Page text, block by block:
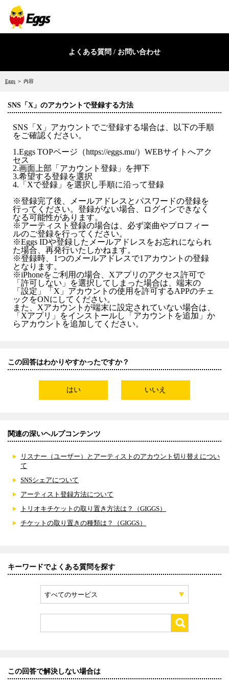
よくある質問 / お問い合わせ
Eggs ＞ 内容
SNS「X」のアカウントで登録する方法
SNS「X」アカウントでご登録する場合は、以下の手順
をご確認ください。
1.Eggs TOPページ（https://eggs.mu/）WEBサイトへアク
セス
2.画面上部「アカウント登録」を押下
3.希望する登録を選択
4.「Xで登録」を選択し手順に沿って登録
※登録完了後、メールアドレスとパスワードの登録を
行ってください。登録がない場合、ログインできなく
なる可能性があります。
※アーティスト登録の場合は、必ず楽曲やプロフィー
ルのご登録を行ってください。
※Eggs IDや登録したメールアドレスをお忘れになられ
た場合、再発行いたしかねます。
※登録時、1つのメールアドレスで1アカウントの登録
となります。
※iPhoneをご利用の場合、Xアプリのアクセス許可で
「許可しない」を選択してしまった場合は、端末の
「設定」「X」アカウントの使用を許可するAPPのチェ
ックをONにしてください。
また、Xアカウントが端末に設定されていない場合は、
「Xアプリ」をインストールし「アカウントを追加」か
らアカウントを追加してください。
この回答はわかりやすかったですか？
はい いいえ
関連の深いヘルプコンテンツ
リスナー（ユーザー）とアーティストのアカウント切り替えについ
て
SNSシェアについて
アーティスト登録方法について
トリオキチケットの取り置き方法は？（GIGGS）
チケットの取り置きの種類は？（GIGGS）
キーワードでよくある質問を探す
すべてのサービス
この回答で解決しない場合は